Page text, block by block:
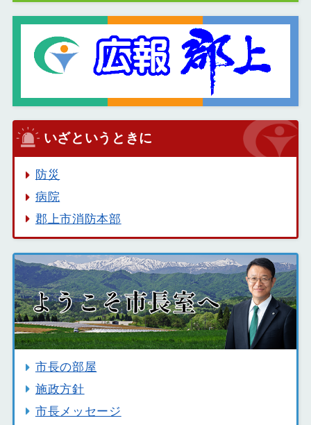
いざというときに
防災
病院
郡上市消防本部
市長の部屋
施政方針
市長メッセージ